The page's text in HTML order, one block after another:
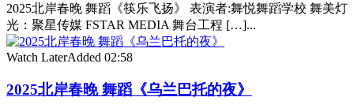
2025北岸春晚 舞蹈《筷乐飞扬》 表演者:舞悦舞蹈学校 舞美灯
光：聚星传媒 FSTAR MEDIA 舞台工程 […]...
Watch LaterAdded 02:58
2025北岸春晚 舞蹈《乌兰巴托的夜》